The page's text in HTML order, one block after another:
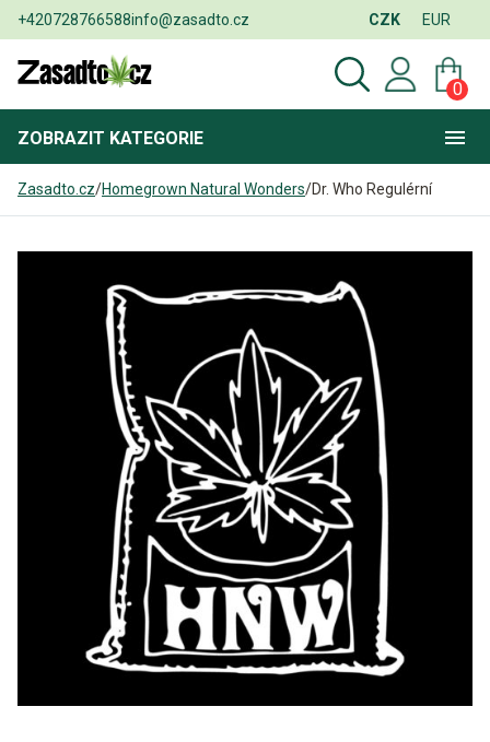
+420728766588info@zasadto.cz CZK EUR
0
ZOBRAZIT KATEGORIE
Zasadto.cz/Homegrown Natural Wonders/Dr. Who Regulérní